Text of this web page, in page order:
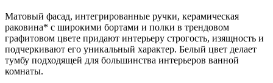
Матовый фасад, интегрированные ручки, керамическая
раковина* с широкими бортами и полки в трендовом
графитовом цвете придают интерьеру строгость, изящность и
подчеркивают его уникальный характер. Белый цвет делает
тумбу подходящей для большинства интерьеров ванной
комнаты.